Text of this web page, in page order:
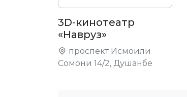
3D-кинотеатр
«Навруз»
проспект Исмоили
Сомони 14/2, Душанбе